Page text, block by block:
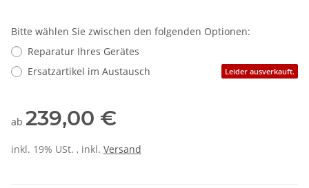
Bitte wählen Sie zwischen den folgenden Optionen:
Reparatur Ihres Gerätes
Ersatzartikel im Austausch
Leider ausverkauft.
ab 239,00 €
inkl. 19% USt. , inkl. Versand